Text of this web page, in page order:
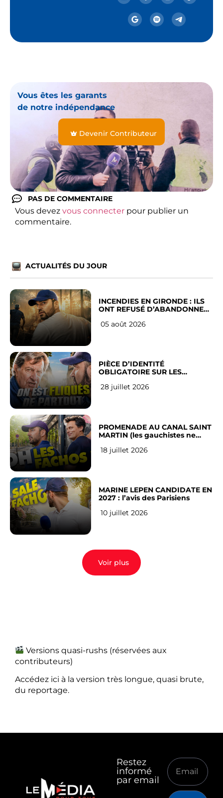
Vous êtes les garants
de notre indépendance
Devenir Contributeur
PAS DE COMMENTAIRE
Vous devez vous connecter pour publier un
commentaire.
ACTUALITÉS DU JOUR
INCENDIES EN GIRONDE : ILS
ONT REFUSÉ D’ABANDONNER
05 août 2026
PIÈCE D’IDENTITÉ
OBLIGATOIRE SUR LES
Français
28 juillet 2026
PROMENADE AU CANAL SAINT
MARTIN (les gauchistes ne
18 juillet 2026
MARINE LEPEN CANDIDATE EN
2027 : l’avis des Parisiens
10 juillet 2026
Voir plus
Versions quasi-rushs (réservées aux
contributeurs)
Accédez ici à la version très longue, quasi brute,
du reportage.
Restez
informé
par email